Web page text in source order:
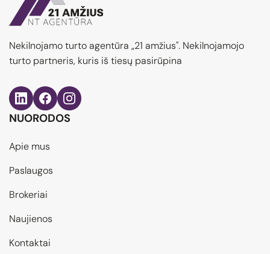
Nekilnojamo turto agentūra „21 amžius". Nekilnojamojo
turto partneris, kuris iš tiesų pasirūpina
NUORODOS
Apie mus
Paslaugos
Brokeriai
Naujienos
Kontaktai